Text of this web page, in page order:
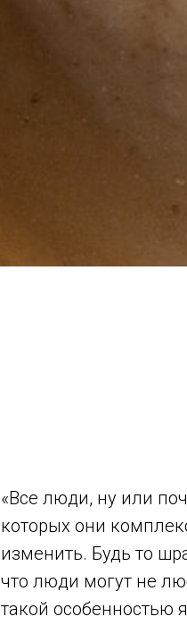
«Все люди, ну или
которых они
изменить. Будь то
что люди могут не
такой особенностью